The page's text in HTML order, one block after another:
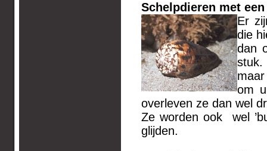
Schelpdieren met
Er
die
dan
stuk.
om
overleven ze dan wel
Ze worden ook wel
glijden.